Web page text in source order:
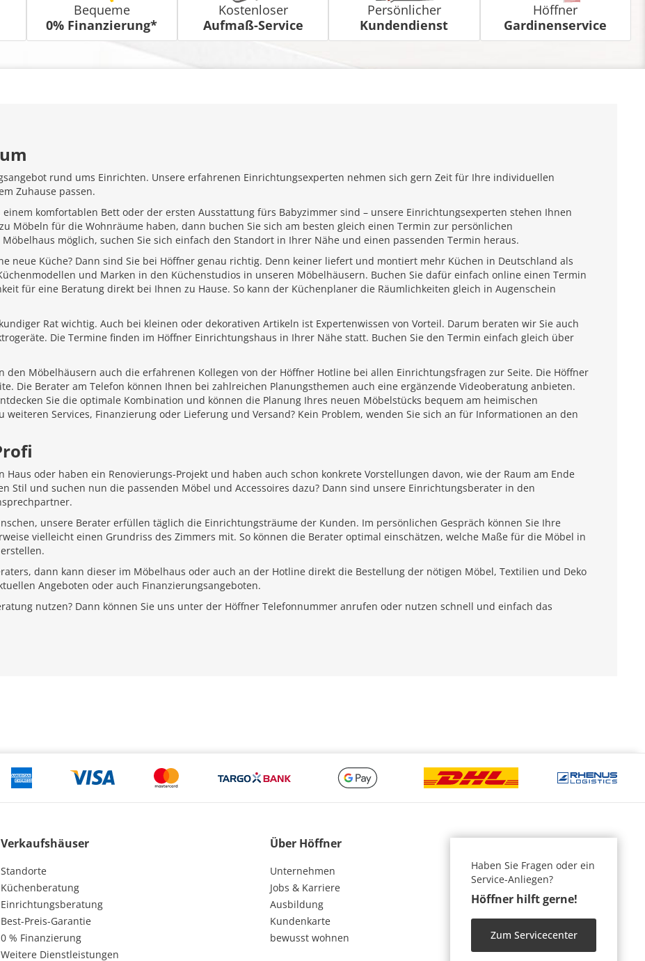
Bequeme
0% Finanzierung*
Kostenloser
Aufmaß-Service
Persönlicher
Kundendienst
Höffner
Gardinenservice
rund ums Einrichten. Unsere erfahrenen Einrichtungsexperten nehmen sich gern Zeit für Ihre individuellen
Zuhause passen.
einem komfortablen Bett oder der ersten Ausstattung fürs Babyzimmer sind – unsere Einrichtungsexperten stehen Ihnen
Möbeln für die Wohnräume haben, dann buchen Sie sich am besten gleich einen Termin zur persönlichen
möglich, suchen Sie sich einfach den Standort in Ihrer Nähe und einen passenden Termin heraus.
neue Küche? Dann sind Sie bei Höffner genau richtig. Denn keiner liefert und montiert mehr Küchen in Deutschland als
und Marken in den Küchenstudios in unseren Möbelhäusern. Buchen Sie dafür einfach online einen Termin
für eine Beratung direkt bei Ihnen zu Hause. So kann der Küchenplaner die Räumlichkeiten gleich in Augenschein
Rat wichtig. Auch bei kleinen oder dekorativen Artikeln ist Expertenwissen von Vorteil. Darum beraten wir Sie auch
Die Termine finden im Höffner Einrichtungshaus in Ihrer Nähe statt. Buchen Sie den Termin einfach gleich über
Möbelhäusern auch die erfahrenen Kollegen von der Höffner Hotline bei allen Einrichtungsfragen zur Seite. Die Höffner
Die Berater am Telefon können Ihnen bei zahlreichen Planungsthemen auch eine ergänzende Videoberatung anbieten.
Sie die optimale Kombination und können die Planung Ihres neuen Möbelstücks bequem am heimischen
Services, Finanzierung oder Lieferung und Versand? Kein Problem, wenden Sie sich an für Informationen an den
oder haben ein Renovierungs-Projekt und haben auch schon konkrete Vorstellungen davon, wie der Raum am Ende
Stil und suchen nun die passenden Möbel und Accessoires dazu? Dann sind unsere Einrichtungsberater in den
unsere Berater erfüllen täglich die Einrichtungsträume der Kunden. Im persönlichen Gespräch können Sie Ihre
vielleicht einen Grundriss des Zimmers mit. So können die Berater optimal einschätzen, welche Maße für die Möbel in
dann kann dieser im Möbelhaus oder auch an der Hotline direkt die Bestellung der nötigen Möbel, Textilien und Deko
Angeboten oder auch Finanzierungsangeboten.
nutzen? Dann können Sie uns unter der Höffner Telefonnummer anrufen oder nutzen schnell und einfach das
Verkaufshäuser
Standorte
Küchenberatung
Einrichtungsberatung
Best-Preis-Garantie
0 % Finanzierung
Weitere Dienstleistungen
Über Höffner
Unternehmen
Jobs & Karriere
Ausbildung
Kundenkarte
bewusst wohnen
Haben Sie Fragen oder ein
Service-Anliegen?
Höffner hilft gerne!
Zum Servicecenter